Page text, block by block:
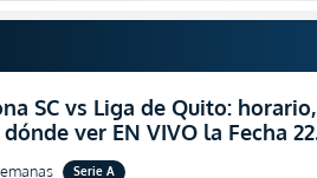
SC vs Liga de Quito: horario,
ver EN VIVO la Fecha 22
2026
Serie A